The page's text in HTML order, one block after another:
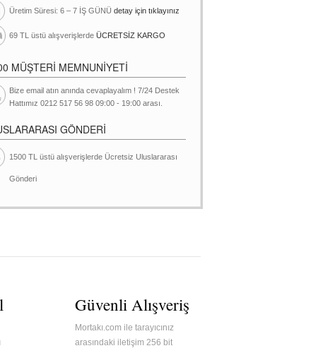
Üretim Süresi: 6 – 7 İŞ GÜNÜ detay için tıklayınız
69 TL üstü alışverişlerde ÜCRETSİZ KARGO
MÜŞTERİ MEMNUNİYETİ
Bize email atın anında cevaplayalım ! 7/24 Destek
Hattımız 0212 517 56 98 09:00 - 19:00 arası.
GÖNDERİ
1500 TL üstü alışverişlerde Ücretsiz Uluslararası
Gönderi
Güvenli Alışveriş
Mortakı.com ile tarayıcınız
arasındaki iletişim 256 bit